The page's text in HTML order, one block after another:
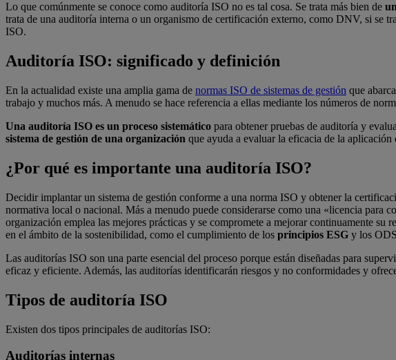
Lo que comúnmente se conoce como auditoría ISO no es tal cosa. Se trata más bien de
trata de una auditoría interna o un organismo de certificación externo, como DNV, si se
ISO.
Auditoría ISO: significado y definición
En la actualidad existe una amplia gama de normas ISO de sistemas de gestión que
trabajo y muchos más. A menudo se hace referencia a ellas mediante los números de
Una auditoría ISO es un proceso sistemático para obtener pruebas de auditoría y
sistema de gestión de una organización que ayuda a evaluar la eficacia de la
¿Por qué es importante una auditoría ISO?
Decidir implantar un sistema de gestión conforme a una norma ISO y obtener la
normativa local o nacional. Más a menudo puede considerarse como una «licencia para
organización emplea las mejores prácticas y se compromete a mejorar continuamente
en el ámbito de la sostenibilidad, como el cumplimiento de los principios ESG y los
Las auditorías ISO son una parte esencial del proceso porque están diseñadas para
eficaz y eficiente. Además, las auditorías identificarán riesgos y no conformidades y
Tipos de auditoría ISO
Existen dos tipos principales de auditorías ISO:
Auditorías internas